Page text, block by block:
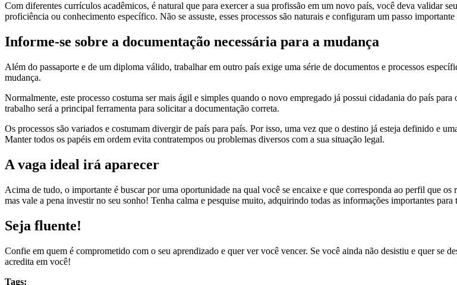
Com diferentes currículos acadêmicos, é natural que para exercer a sua profissão em um novo país, você deva validar
proficiência ou conhecimento específico. Não se assuste, esses processos são naturais e configuram um passo
Informe-se sobre a documentação necessária para a mudança
Além do passaporte e de um diploma válido, trabalhar em outro país exige uma série de documentos e processos
mudança.
Normalmente, este processo costuma ser mais ágil e simples quando o novo empregado já possui cidadania do país
trabalho será a principal ferramenta para solicitar a documentação correta.
Os processos são variados e costumam divergir de país para país. Por isso, uma vez que o destino já esteja definido e
Manter todos os papéis em ordem evita contratempos ou problemas diversos com a sua situação legal.
A vaga ideal irá aparecer
Acima de tudo, o importante é buscar por uma oportunidade na qual você se encaixe e que corresponda ao perfil que
mas vale a pena investir no seu sonho! Tenha calma e pesquise muito, adquirindo todas as informações importantes
Seja fluente!
Confie em quem é comprometido com o seu aprendizado e quer ver você vencer. Se você ainda não desistiu e quer se
acredita em você!
Tags: